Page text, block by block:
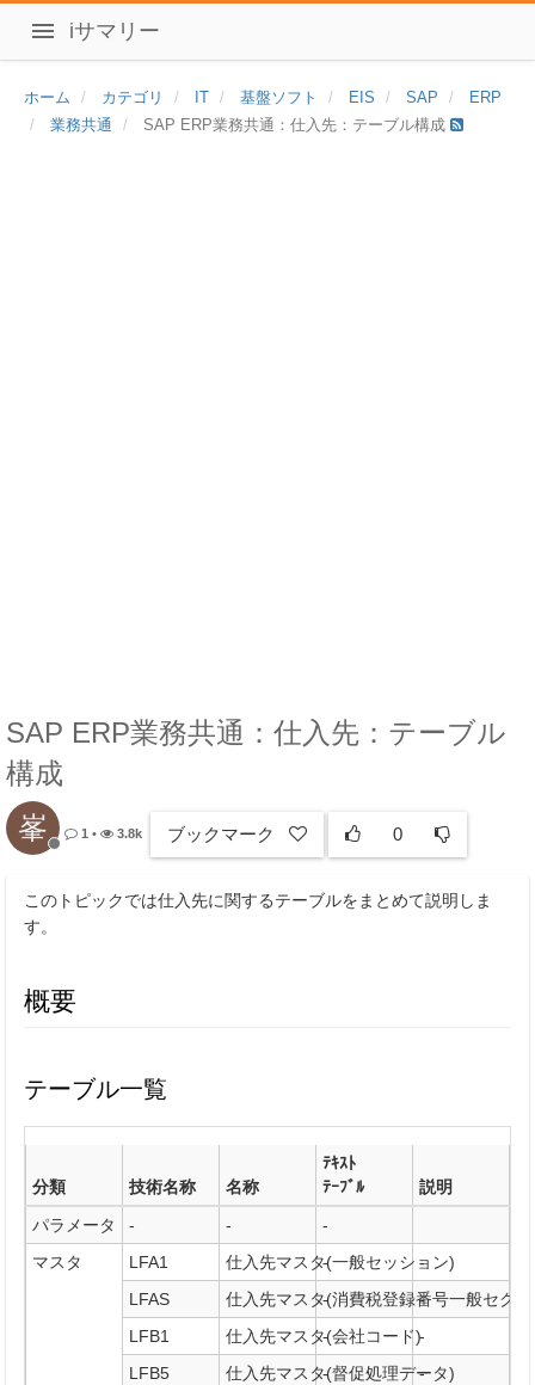
iサマリー
ホーム カテゴリ IT 基盤ソフト EIS SAP
ERP
業務共通
SAP ERP業務共通：仕入先：テーブル構成
SAP ERP業務共通：仕入先：テーブル
構成
峯 1 • 3.8k ブックマーク 0
このトピックでは仕入先に関するテーブルをまとめて説明しま
す。
概要
テーブル一覧
分類 技術名称 名称
ﾃｷｽﾄ
ﾃｰﾌﾞﾙ
説明
パラメータ
- -
-
マスタ
LFA1 仕入先マスタ(一般セッション)
-
-
LFAS
仕入先マスタ(消費税登録番号一般セク
-
-
LFB1
仕入先マスタ(会社コード)
-
-
LFB5
仕入先マスタ(督促処理データ)
-
-